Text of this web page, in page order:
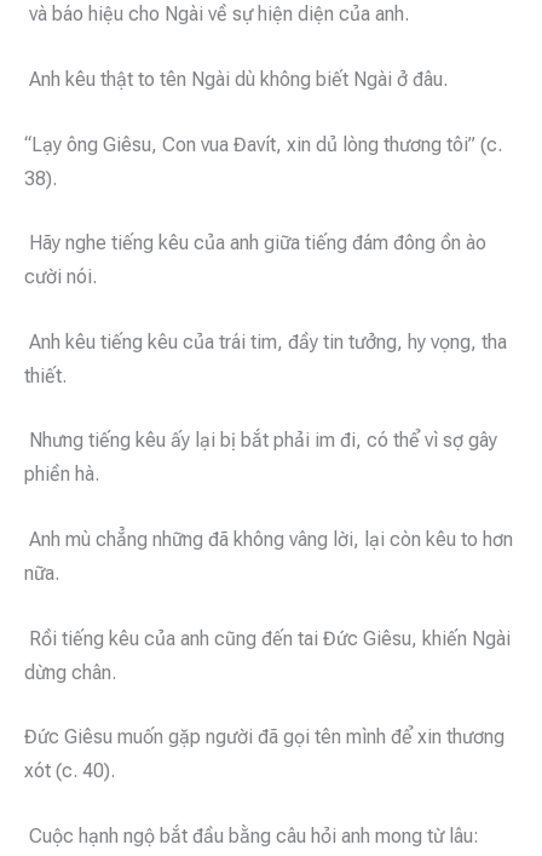
và báo hiệu cho Ngài về sự hiện diện của anh.
Anh kêu thật to tên Ngài dù không biết Ngài ở đâu.
“Lạy ông Giêsu, Con vua Đavít, xin dủ lòng thương tôi” (c.
38).
Hãy nghe tiếng kêu của anh giữa tiếng đám đông ồn ào
cười nói.
Anh kêu tiếng kêu của trái tim, đầy tin tưởng, hy vọng, tha
thiết.
Nhưng tiếng kêu ấy lại bị bắt phải im đi, có thể vì sợ gây
phiền hà.
Anh mù chẳng những đã không vâng lời, lại còn kêu to hơn
nữa.
Rồi tiếng kêu của anh cũng đến tai Đức Giêsu, khiến Ngài
dừng chân.
Đức Giêsu muốn gặp người đã gọi tên mình để xin thương
xót (c. 40).
Cuộc hạnh ngộ bắt đầu bằng câu hỏi anh mong từ lâu: